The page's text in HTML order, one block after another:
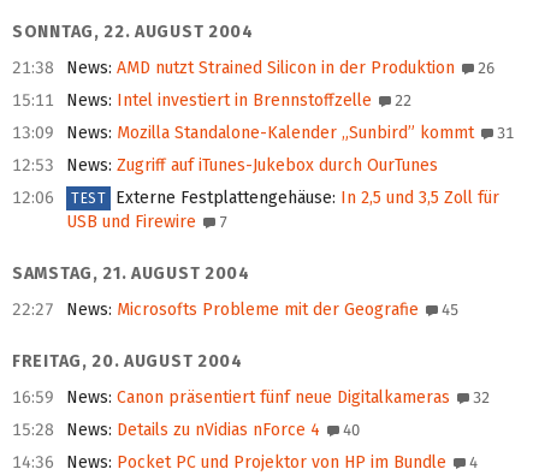
SONNTAG, 22. AUGUST 2004
21:38
News: AMD nutzt Strained Silicon in der Produktion 26
15:11 News: Intel investiert in Brennstoffzelle 22
13:09 News: Mozilla Standalone-Kalender „Sunbird” kommt 31
12:53 News: Zugriff auf iTunes-Jukebox durch OurTunes
12:06
TEST Externe Festplattengehäuse: In 2,5 und 3,5 Zoll für
USB und Firewire
7
SAMSTAG, 21. AUGUST 2004
22:27
News: Microsofts Probleme mit der Geografie 45
FREITAG, 20. AUGUST 2004
16:59
News: Canon präsentiert fünf neue Digitalkameras 32
15:28 News: Details zu nVidias nForce 4 40
14:36 News: Pocket PC und Projektor von HP im Bundle 4